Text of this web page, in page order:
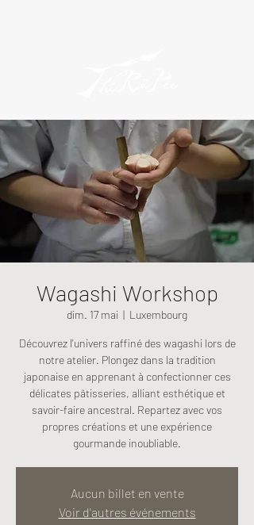
Wagashi Workshop
dim. 17 mai
  |
Luxembourg
Découvrez l'univers raffiné des wagashi lors de
notre atelier. Plongez dans la tradition
japonaise en apprenant à confectionner ces
délicates pâtisseries, alliant esthétique et
savoir-faire ancestral. Repartez avec vos
propres créations et une expérience
gourmande inoubliable.
Aucun billet en vente
Voir d'autres événements